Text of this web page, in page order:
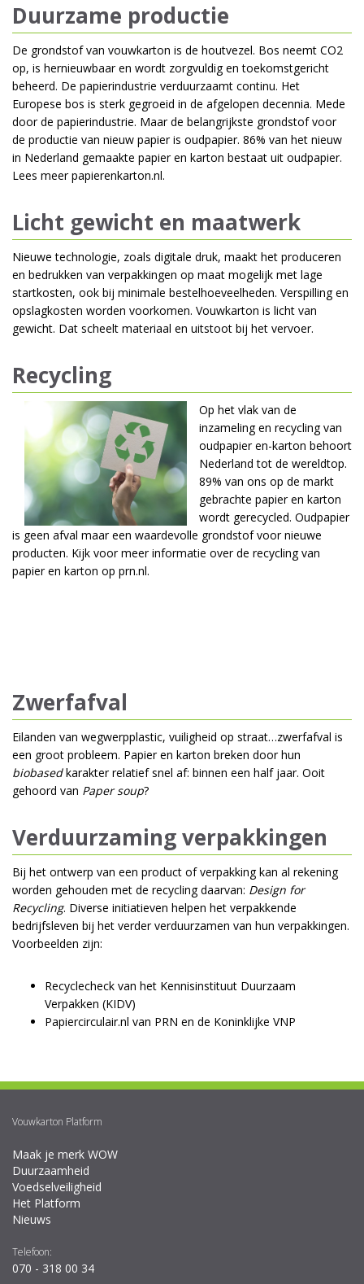
Duurzame productie
De grondstof van vouwkarton is de houtvezel. Bos neemt CO2
op, is hernieuwbaar en wordt zorgvuldig en toekomstgericht
beheerd. De papierindustrie verduurzaamt continu. Het
Europese bos is sterk gegroeid in de afgelopen decennia. Mede
door de papierindustrie. Maar de belangrijkste grondstof voor
de productie van nieuw papier is oudpapier. 86% van het nieuw
in Nederland gemaakte papier en karton bestaat uit oudpapier.
Lees meerpapierenkarton.nl.
Licht gewicht en maatwerk
Nieuwe technologie, zoals digitale druk, maakt het produceren
en bedrukken van verpakkingen op maat mogelijk met lage
startkosten, ook bij minimale bestelhoeveelheden. Verspilling en
opslagkosten worden voorkomen. Vouwkarton is licht van
gewicht. Dat scheelt materiaal en uitstoot bij het vervoer.
Recycling
Op het vlak van de
inzameling en recycling van
oudpapier en-karton behoort
Nederland tot de wereldtop.
89% van ons op de markt
gebrachte papier en karton
wordt gerecycled. Oudpapier
is geen afval maar een waardevolle grondstof voor nieuwe
producten. Kijk voor meer informatie over de recycling van
papier en karton op prn.nl.
Zwerfafval
Eilanden van wegwerpplastic, vuiligheid op straat…zwerfafval is
een groot probleem. Papier en karton breken door hun
biobasedkarakter relatief snel af: binnen een half jaar. Ooit
gehoord van Paper soup?
Verduurzaming verpakkingen
Bij het ontwerp van een product of verpakking kan al rekening
worden gehouden met de recycling daarvan: Design for
Recycling. Diverse initiatieven helpen het verpakkende
bedrijfsleven bij het verder verduurzamen van hun verpakkingen.
Voorbeelden zijn:
Recyclecheck van het Kennisinstituut Duurzaam
Verpakken (KIDV)
Papiercirculair.nl van PRN en de Koninklijke VNP
Vouwkarton Platform
Maak je merk WOW
Duurzaamheid
Voedselveiligheid
Het Platform
Nieuws
Telefoon:
070 - 318 00 34